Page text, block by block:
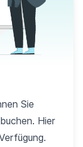
Sie
Hier